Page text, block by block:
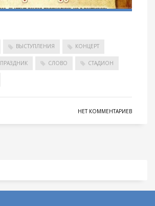
ВЫСТУПЛЕНИЯ КОНЦЕРТ
ПРАЗДНИК СЛОВО СТАДИОН
НЕТ КОММЕНТАРИЕВ